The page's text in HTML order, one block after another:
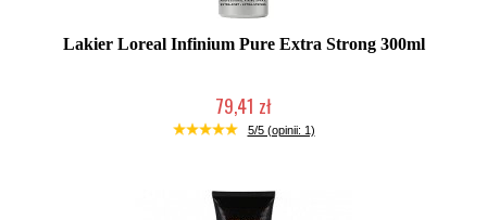
Lakier Loreal Infinium Pure Extra Strong 300ml
79,41 zł
Duża ilość (wysyłka w 24h)
5/5 (opinii: 1)